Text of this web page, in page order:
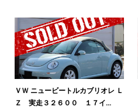
ＶＷ ニュービートルカブリオレ Ｌ
Ｚ 実走３２６００ １７イ...